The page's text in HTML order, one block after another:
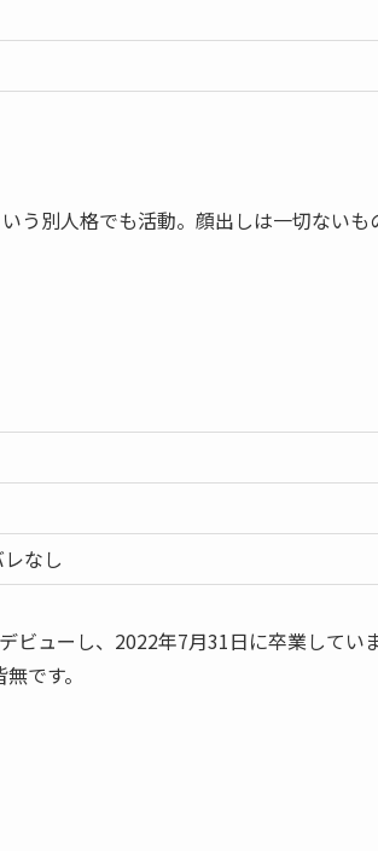
う別人格でも活動。顔出しは一切ないも
なし
ビューし、2022年7月31日に卒業してい
です。